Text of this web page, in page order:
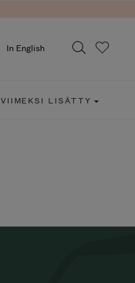
In English
VIIMEKSI LISÄTTY